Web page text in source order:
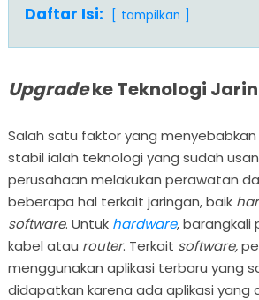
Daftar Isi: tampilkan
Upgradeke Teknologi
Salah satu faktor yang
stabil ialah teknologi yang sudah
perusahaan melakukan perawatan
beberapa hal terkait jaringan, baik
software. Untuk hardware, barangkali
kabel atau router. Terkait software,
menggunakan aplikasi terbaru yang
didapatkan karena ada aplikasi yang